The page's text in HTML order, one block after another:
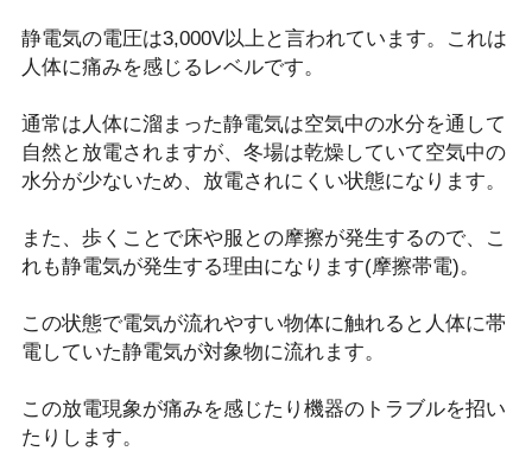
静電気の電圧は3,000V以上と言われています。これは
人体に痛みを感じるレベルです。
通常は人体に溜まった静電気は空気中の水分を通して
自然と放電されますが、冬場は乾燥していて空気中の
水分が少ないため、放電されにくい状態になります。
また、歩くことで床や服との摩擦が発生するので、こ
れも静電気が発生する理由になります(摩擦帯電)。
この状態で電気が流れやすい物体に触れると人体に帯
電していた静電気が対象物に流れます。
この放電現象が痛みを感じたり機器のトラブルを招い
たりします。